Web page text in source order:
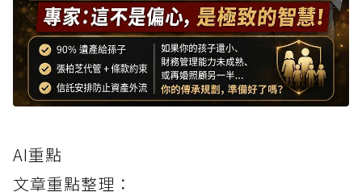
AI重點
文章重點整理：